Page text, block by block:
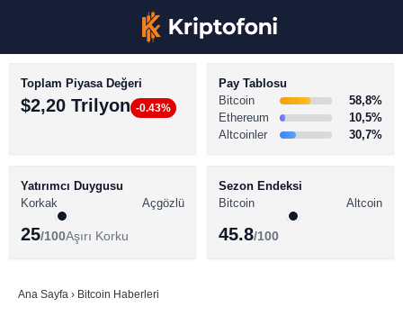
BİTCOİN HABERLERİ
ALTCOİN HABERLERİ
SÖZLÜK
Toplam Piyasa Değeri
$2,20 Trilyon -0.43%
Pay Tablosu
Bitcoin
58,8%
Ethereum
10,5%
Altcoinler
30,7%
Yatırımcı Duygusu
Korkak
Açgözlü
25/100Aşırı Korku
Sezon Endeksi
Bitcoin
Altcoin
45.8/100
Ana Sayfa › Bitcoin Haberleri